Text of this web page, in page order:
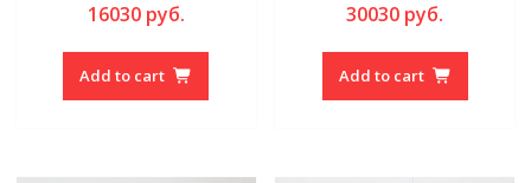
16030руб.
Add to cart
30030 руб.
Add to cart